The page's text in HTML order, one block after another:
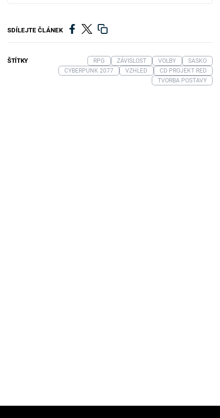
SDÍLEJTE ČLÁNEK
ŠTÍTKY RPG ZÁVISLOST VOLBY
SASKO
CYBERPUNK 2077
VZHLED
CD PROJEKT RED
TVORBA POSTAVY